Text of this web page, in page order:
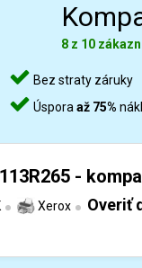
8 z 10
Bez straty záruky
Úsporaaž 75%
-
Xerox Overiť